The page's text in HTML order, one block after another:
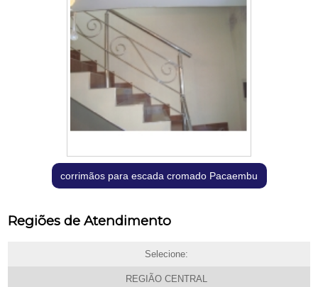
corrimãos para escada cromado Pacaembu
Regiões de Atendimento
Selecione:
REGIÃO CENTRAL